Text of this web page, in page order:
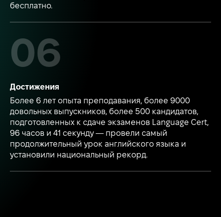
бесплатно.
Достижения
Более 6 лет опыта преподавания, более 9000
довольных выпускников, более 500 кандидатов,
подготовленных к сдаче экзаменов Language Cert,
96 часов и 41 секунду — провели самый
продолжительный урок английского языка и
установили национальный рекорд.